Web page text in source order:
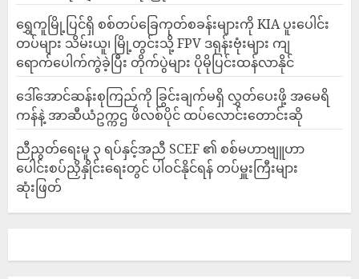
‎ရွှေကူမြို့ပြင်ရှိ စစ်တပ်ခြေကုတ်စခန်းများကို KIA ပူးပေါင်း
တပ်များ သိမ်းယူ၊ မြို့တွင်းသို့ FPV ဒရုန်းဗုံးများ ကျ
ရောက်ပေါက်ကွဲခဲ့ပြီး တိုက်ပွဲများ ပိုမိုပြင်းထန်လာနိုင်
ဒေါ်အောင်ဆန်းစုကြည်ကို ခြွင်းချက်မရှိ လွှတ်ပေးဖို့ အမေရိ
ကန်နဲ့ အာဆီယံဥက္ကဌ ဖိလစ်ပိုင် ထပ်လောင်းတောင်းဆို
ညီညွတ်ရေးမူ ၃ ရပ်နှင့်အညီ SCEF ၏ စစ်မဟာဗျူဟာ
ပေါင်းစပ်ညှိနှိုင်းရေးတွင် ပါဝင်နိုင်ရန် တပ်မှူးကြီးများ
ဆုံးဖြတ်